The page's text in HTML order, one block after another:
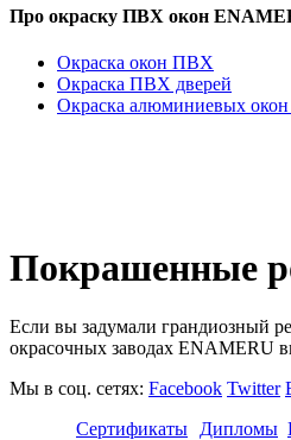
Про окраску ПВХ окон
Окраска окон ПВХ
Окраска ПВХ дверей
Окраска алюминиевых окон
Покрашенные
Если вы задумали грандиозный
окрасочных заводах ENAMERU
Мы в соц. сетях: Facebook Twitter
Сертификаты
Дипломы